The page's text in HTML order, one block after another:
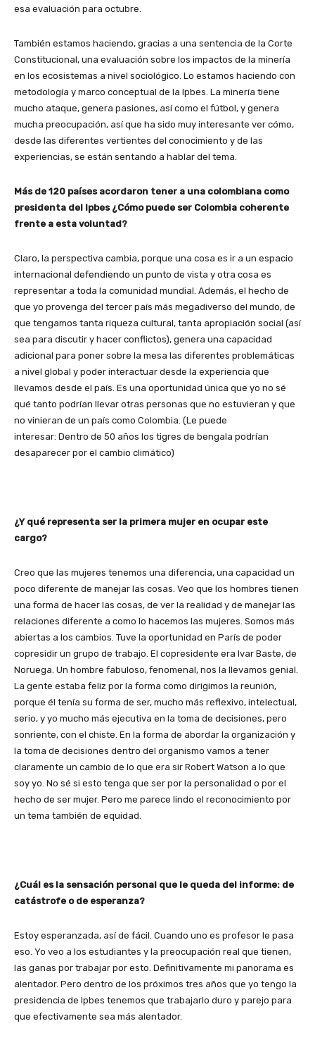
esa evaluación para octubre.
También estamos haciendo, gracias a una sentencia de la Corte
Constitucional, una evaluación sobre los impactos de la minería
en los ecosistemas a nivel sociológico. Lo estamos haciendo con
metodología y marco conceptual de la Ipbes. La minería tiene
mucho ataque, genera pasiones, así como el fútbol, y genera
mucha preocupación, así que ha sido muy interesante ver cómo,
desde las diferentes vertientes del conocimiento y de las
experiencias, se están sentando a hablar del tema.
Más de 120 países acordaron tener a una colombiana como
presidenta del Ipbes ¿Cómo puede ser Colombia coherente
frente a esta voluntad?
Claro, la perspectiva cambia, porque una cosa es ir a un espacio
internacional defendiendo un punto de vista y otra cosa es
representar a toda la comunidad mundial. Además, el hecho de
que yo provenga del tercer país más megadiverso del mundo, de
que tengamos tanta riqueza cultural, tanta apropiación social (así
sea para discutir y hacer conflictos), genera una capacidad
adicional para poner sobre la mesa las diferentes problemáticas
a nivel global y poder interactuar desde la experiencia que
llevamos desde el país. Es una oportunidad única que yo no sé
qué tanto podrían llevar otras personas que no estuvieran y que
no vinieran de un país como Colombia. (Le puede
interesar: Dentro de 50 años los tigres de bengala podrían
desaparecer por el cambio climático)
¿Y qué representa ser la primera mujer en ocupar este
cargo?
Creo que las mujeres tenemos una diferencia, una capacidad un
poco diferente de manejar las cosas. Veo que los hombres tienen
una forma de hacer las cosas, de ver la realidad y de manejar las
relaciones diferente a como lo hacemos las mujeres. Somos más
abiertas a los cambios. Tuve la oportunidad en París de poder
copresidir un grupo de trabajo. El copresidente era Ivar Baste, de
Noruega. Un hombre fabuloso, fenomenal, nos la llevamos genial.
La gente estaba feliz por la forma como dirigimos la reunión,
porque él tenía su forma de ser, mucho más reflexivo, intelectual,
serio, y yo mucho más ejecutiva en la toma de decisiones, pero
sonriente, con el chiste. En la forma de abordar la organización y
la toma de decisiones dentro del organismo vamos a tener
claramente un cambio de lo que era sir Robert Watson a lo que
soy yo. No sé si esto tenga que ser por la personalidad o por el
hecho de ser mujer. Pero me parece lindo el reconocimiento por
un tema también de equidad.
¿Cuál es la sensación personal que le queda del informe: de
catástrofe o de esperanza?
Estoy esperanzada, así de fácil. Cuando uno es profesor le pasa
eso. Yo veo a los estudiantes y la preocupación real que tienen,
las ganas por trabajar por esto. Definitivamente mi panorama es
alentador. Pero dentro de los próximos tres años que yo tengo la
presidencia de Ipbes tenemos que trabajarlo duro y parejo para
que efectivamente sea más alentador.